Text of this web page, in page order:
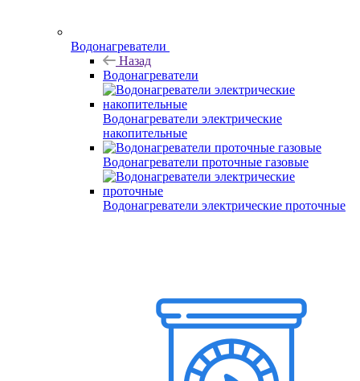
Водонагреватели
Назад
Водонагреватели
Водонагреватели электрические
накопительные
Водонагреватели проточные газовые
Водонагреватели электрические проточные